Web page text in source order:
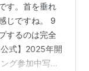
す。首を垂れ
じですね。 9
するのは完全
式】2025年開
グ参加中写